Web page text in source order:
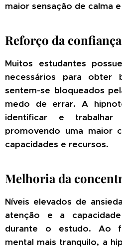
maior sensação de calma
Reforço da
Muitos estudantes
necessários para obter
sentem-se bloqueados
medo de errar. A
identificar e trabalhar
promovendo uma maior
capacidades e recursos.
Melhoria da
Níveis elevados de
atenção e a
durante o estudo. Ao
mental mais tranquilo, a